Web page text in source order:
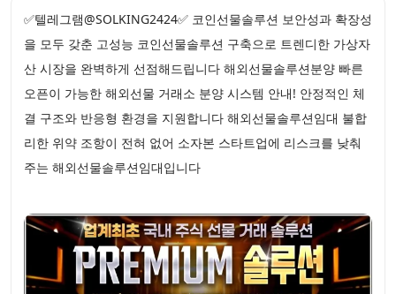
✅텔레그램@SOLKING2424✅ 코인선물솔루션 보안성과 확장성
을 모두 갖춘 고성능 코인선물솔루션 구축으로 트렌디한 가상자
산 시장을 완벽하게 선점해드립니다 해외선물솔루션분양 빠른
오픈이 가능한 해외선물 거래소 분양 시스템 안내! 안정적인 체
결 구조와 반응형 환경을 지원합니다 해외선물솔루션임대 불합
리한 위약 조항이 전혀 없어 소자본 스타트업에 리스크를 낮춰
주는 해외선물솔루션임대입니다